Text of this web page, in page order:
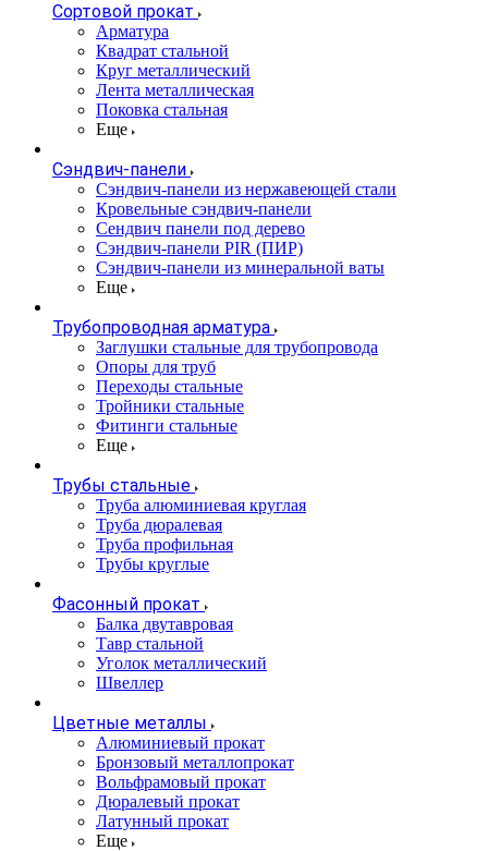
Сортовой прокат
Арматура
Квадрат стальной
Круг металлический
Лента металлическая
Поковка стальная
Еще
Сэндвич-панели
Cэндвич-панели из нержавеющей стали
Кровельные сэндвич-панели
Сендвич панели под дерево
Сэндвич-панели PIR (ПИР)
Сэндвич-панели из минеральной ваты
Еще
Трубопроводная арматура
Заглушки стальные для трубопровода
Опоры для труб
Переходы стальные
Тройники стальные
Фитинги стальные
Еще
Трубы стальные
Труба алюминиевая круглая
Труба дюралевая
Труба профильная
Трубы круглые
Фасонный прокат
Балка двутавровая
Тавр стальной
Уголок металлический
Швеллер
Цветные металлы
Алюминиевый прокат
Бронзовый металлопрокат
Вольфрамовый прокат
Дюралевый прокат
Латунный прокат
Еще